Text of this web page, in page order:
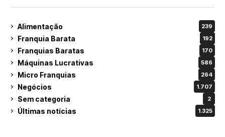
Alimentação 239
Franquia Barata 192
Franquias Baratas 170
Máquinas Lucrativas 586
Micro Franquias 264
Negócios 1.707
Sem categoria 2
Últimas notícias 1.325